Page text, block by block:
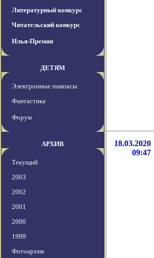
Литературный конкурс
Читательский конкурс
Илья-Премия
ДЕТЯМ
Электронные пампасы
Фантастика
Форум
АРХИВ
Текущий
2003
2002
2001
2000
1999
Фотоархив
18.03.2020
09:47